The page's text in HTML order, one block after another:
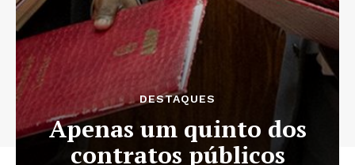
DESTAQUES
Apenas um quinto dos
contratos públicos